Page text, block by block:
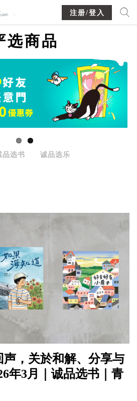
注册/登入
选商品
品选书 诚品选乐
，关於和解、分享与
年3月｜诚品选书｜青